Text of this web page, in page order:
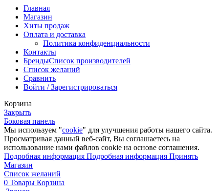
Главная
Магазин
Хиты продаж
Оплата и доставка
Политика конфиденциальности
Контакты
БрендыСписок производителей
Список желаний
Сравнить
Войти / Зарегистрироваться
Корзина
Закрыть
Боковая панель
Мы используем "cookie" для улучшения работы нашего сайта.
Просматривая данный веб-сайт, Вы соглашаетесь на
использование нами файлов cookie на основе соглашения.
Подробная информация Подробная информация Принять
Магазин
Список желаний
0 Товары Корзина